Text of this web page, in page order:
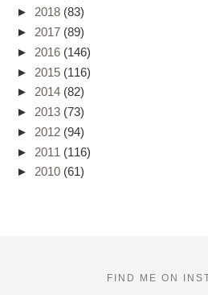
► 2018 (83)
► 2017 (89)
► 2016 (146)
► 2015 (116)
► 2014 (82)
► 2013 (73)
► 2012 (94)
► 2011 (116)
► 2010 (61)